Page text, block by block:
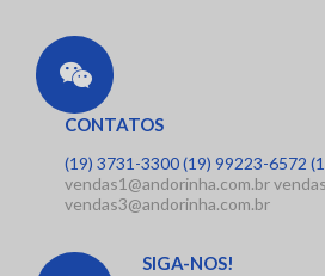
CONTATOS
(19) 3731-3300(19) 99223-6572
vendas1@andorinha.com.br
vendas3@andorinha.com.br
SIGA-NOS!